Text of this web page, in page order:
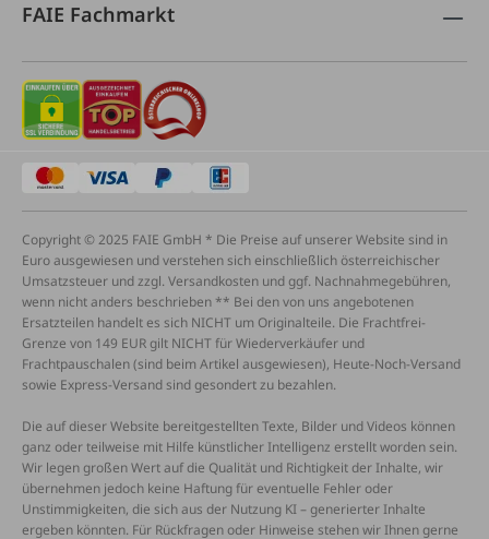
FAIE Fachmarkt
Copyright © 2025 FAIE GmbH * Die Preise auf unserer Website sind in
Euro ausgewiesen und verstehen sich einschließlich österreichischer
Umsatzsteuer und zzgl. Versandkosten und ggf. Nachnahmegebühren,
wenn nicht anders beschrieben ** Bei den von uns angebotenen
Ersatzteilen handelt es sich NICHT um Originalteile. Die Frachtfrei-
Grenze von 149 EUR gilt NICHT für Wiederverkäufer und
Frachtpauschalen (sind beim Artikel ausgewiesen), Heute-Noch-Versand
sowie Express-Versand sind gesondert zu bezahlen.
Die auf dieser Website bereitgestellten Texte, Bilder und Videos können
ganz oder teilweise mit Hilfe künstlicher Intelligenz erstellt worden sein.
Wir legen großen Wert auf die Qualität und Richtigkeit der Inhalte, wir
übernehmen jedoch keine Haftung für eventuelle Fehler oder
Unstimmigkeiten, die sich aus der Nutzung KI – generierter Inhalte
ergeben könnten. Für Rückfragen oder Hinweise stehen wir Ihnen gerne